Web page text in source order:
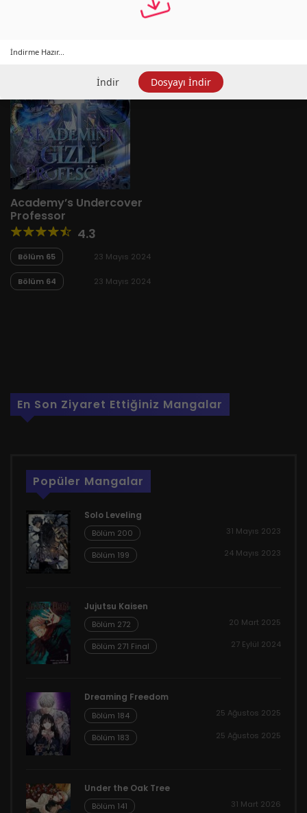
Academy’s Undercover
Professor
4.3
Bölüm 65 23 Mayıs 2024
Bölüm 64 23 Mayıs 2024
En Son Ziyaret Ettiğiniz Mangalar
Popüler Mangalar
Solo Leveling
Bölüm 200 31 Mayıs 2023
Bölüm 199 24 Mayıs 2023
Jujutsu Kaisen
Bölüm 272 20 Mart 2025
Bölüm 271 Final 27 Eylül 2024
Dreaming Freedom
Bölüm 184 25 Ağustos 2025
Bölüm 183 25 Ağustos 2025
Under the Oak Tree
Bölüm 141 31 Mart 2026
İndirme Hazır...
İndir Dosyayı İndir